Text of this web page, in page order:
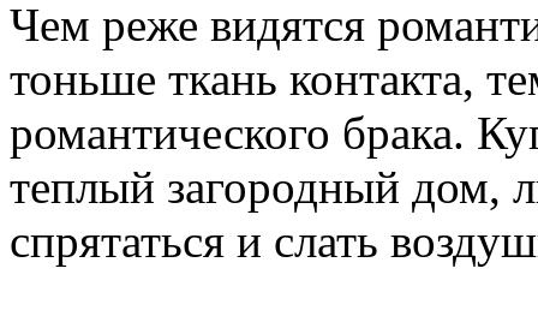
Чем реже видятся
тоньше ткань контакта,
романтического брака.
теплый загородный дом,
спрятаться и слать